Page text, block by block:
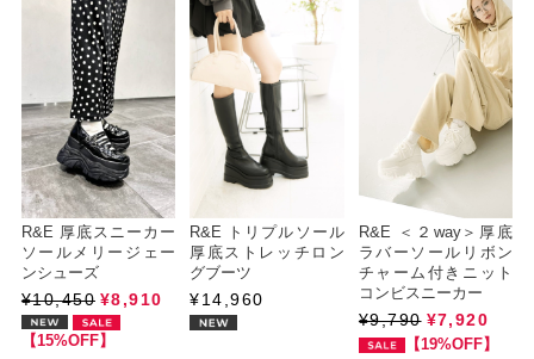
R&E 厚底スニーカー
ソールメリージェー
ンシューズ
¥10,450 ¥8,910
【15%OFF】
R&E トリプルソール
厚底ストレッチロン
グブーツ
¥14,960
R&E ＜２way＞厚底
ラバーソールリボン
チャーム付きニット
コンビスニーカー
¥9,790 ¥7,920
【19%OFF】